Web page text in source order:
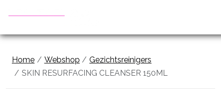
Home Webshop
Gezichtsreinigers
SKIN RESURFACING CLEANSER 150ML